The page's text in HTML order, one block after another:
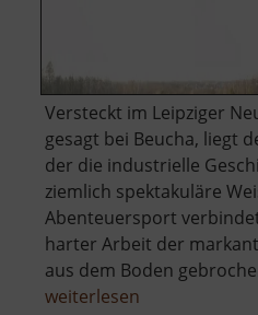
Versteckt im Leipziger
gesagt bei Beucha, liegt
der die industrielle
ziemlich spektakuläre
Abenteuersport
harter Arbeit der
aus dem Boden
weiterlesen